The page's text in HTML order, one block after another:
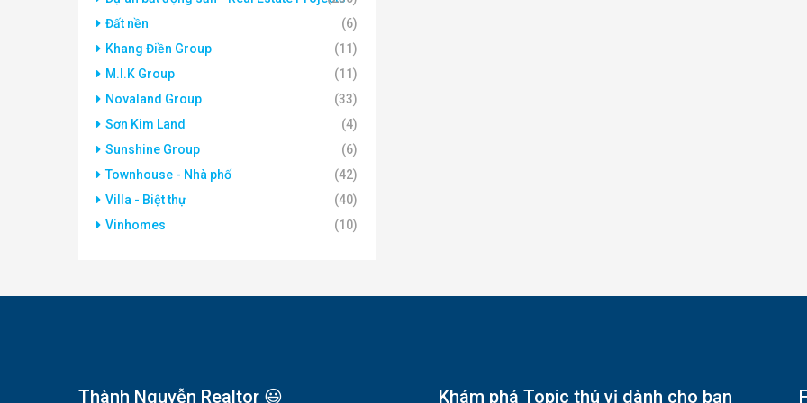
Đất nền
(6)
Khang Điền Group
(11)
M.I.K Group
(11)
Novaland Group
(33)
Sơn Kim Land
(4)
Sunshine Group
(6)
Townhouse - Nhà phố
(42)
Villa - Biệt thự
(40)
Vinhomes
(10)
Thành Nguyễn Realtor 😃 Khám phá Topic thú vị dành cho bạn